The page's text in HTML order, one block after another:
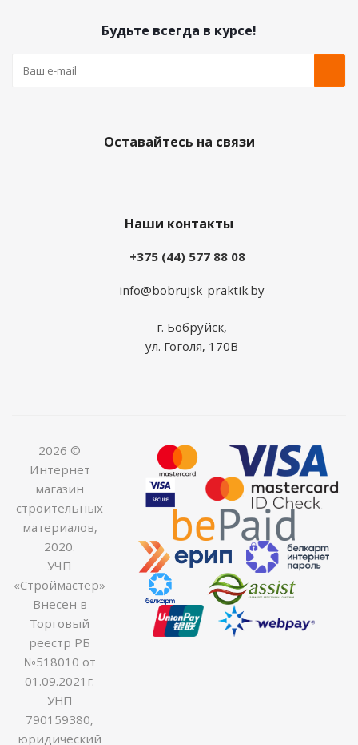
Будьте всегда в курсе!
Оставайтесь на связи
Наши контакты
+375 (44) 577 88 08
info@bobrujsk-praktik.by
г. Бобруйск,
ул. Гоголя, 170В
2026 ©
Интернет
магазин
строительных
материалов,
2020.
УЧП
«Строймастер»
Внесен в
Торговый
реестр РБ
№518010 от
01.09.2021г.
УНП
790159380,
юридический